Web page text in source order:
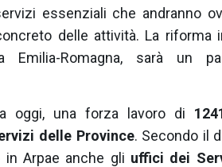
essenziali che andranno
delle attività. La riforma
Emilia-Romagna, sarà un
a oggi, una forza lavoro di
delle Province. Secondo il
Arpae anche gli uffici dei